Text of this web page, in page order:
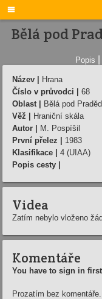

Bělá pod
Popis
Název |
Hrana
Číslo v průvodci |
68
Oblast |
Bělá pod
Věž |
Hraniční­ skála
Autor |
M. Pospí­šil
První přelez |
1983
Klasifikace |
4 (UIAA)
Popis cesty |
Videa
Zatím nebylo vloženo
Komentáře
You have to sign in
Prozatím bez komentáře.